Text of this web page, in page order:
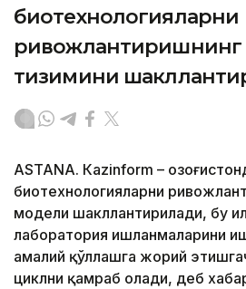
биотехнологияларни
ривожлантиришнинг
тизимини
ASTANА. Кazinform –
биотехнологияларни
модели шакллантирилади, бу
лаборатория ишланмаларини
амалий қўллашга жорий
циклни қамраб олади, деб